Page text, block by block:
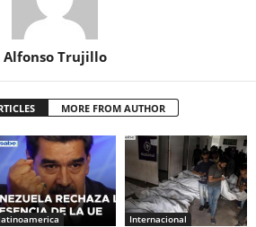
Alfonso Trujillo
MORE FROM AUTHOR
Internacional